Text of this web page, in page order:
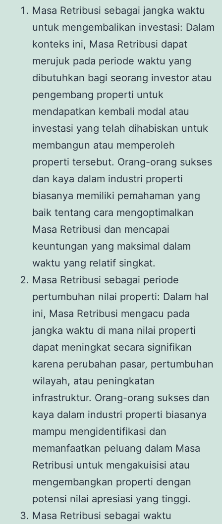
Masa Retribusi sebagai jangka waktu
untuk mengembalikan investasi: Dalam
konteks ini, Masa Retribusi dapat
merujuk pada periode waktu yang
dibutuhkan bagi seorang investor atau
pengembang properti untuk
mendapatkan kembali modal atau
investasi yang telah dihabiskan untuk
membangun atau memperoleh
properti tersebut. Orang-orang sukses
dan kaya dalam industri properti
biasanya memiliki pemahaman yang
baik tentang cara mengoptimalkan
Masa Retribusi dan mencapai
keuntungan yang maksimal dalam
waktu yang relatif singkat.
Masa Retribusi sebagai periode
pertumbuhan nilai properti: Dalam hal
ini, Masa Retribusi mengacu pada
jangka waktu di mana nilai properti
dapat meningkat secara signifikan
karena perubahan pasar, pertumbuhan
wilayah, atau peningkatan
infrastruktur. Orang-orang sukses dan
kaya dalam industri properti biasanya
mampu mengidentifikasi dan
memanfaatkan peluang dalam Masa
Retribusi untuk mengakuisisi atau
mengembangkan properti dengan
potensi nilai apresiasi yang tinggi.
Masa Retribusi sebagai waktu